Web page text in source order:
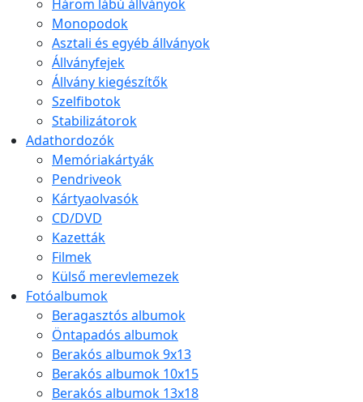
Három lábú állványok
Monopodok
Asztali és egyéb állványok
Állványfejek
Állvány kiegészítők
Szelfibotok
Stabilizátorok
Adathordozók
Memóriakártyák
Pendriveok
Kártyaolvasók
CD/DVD
Kazetták
Filmek
Külső merevlemezek
Fotóalbumok
Beragasztós albumok
Öntapadós albumok
Berakós albumok 9x13
Berakós albumok 10x15
Berakós albumok 13x18